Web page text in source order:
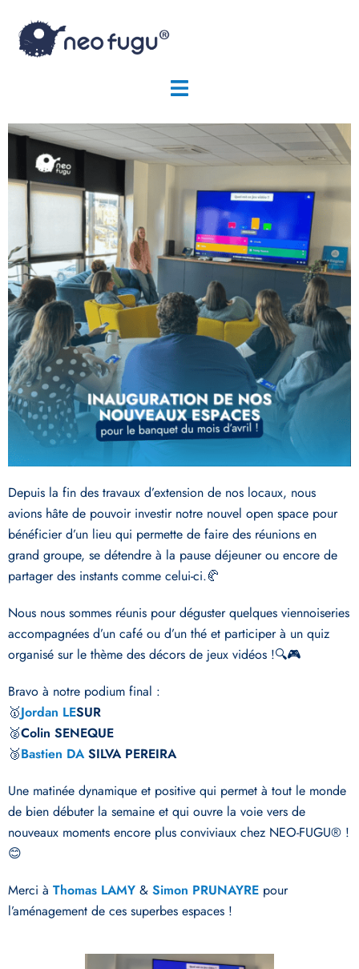
Depuis la fin des travaux d’extension de nos locaux, nous
avions hâte de pouvoir investir notre nouvel open space pour
bénéficier d’un lieu qui permette de faire des réunions en
grand groupe, se détendre à la pause déjeuner ou encore de
partager des instants comme celui-ci.🥐
Nous nous sommes réunis pour déguster quelques viennoiseries
accompagnées d’un café ou d’un thé et participer à un quiz
organisé sur le thème des décors de jeux vidéos !🔍🎮
Bravo à notre podium final :
🥇Jordan LESUR
🥈Colin SENEQUE
🥉Bastien DASILVA PEREIRA
Une matinée dynamique et positive qui permet à tout le monde
de bien débuter la semaine et qui ouvre la voie vers de
nouveaux moments encore plus conviviaux chez NEO-FUGU® !
😊
Merci à Thomas LAMY & Simon PRUNAYRE pour
l’aménagement de ces superbes espaces !